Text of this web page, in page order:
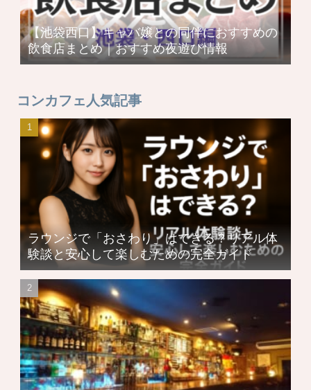
【池袋西口】キャバ嬢との同伴におすすめの
飲食店まとめ｜おすすめ夜遊び情報
コンカフェ人気記事
ラウンジで「おさわり」はできる？リアル体
験談と安心して楽しむための完全ガイド